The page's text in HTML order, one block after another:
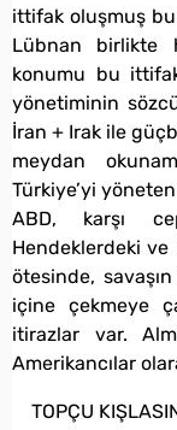
ittifak oluşmuş
Lübnan birlikte
konumu bu
yönetiminin
İran + Irak ile
meydan
Türkiye’yi
ABD, karşı
Hendeklerdeki ve
ötesinde,
içine çekmeye
itirazlar var.
Amerikancılar
TOPÇU